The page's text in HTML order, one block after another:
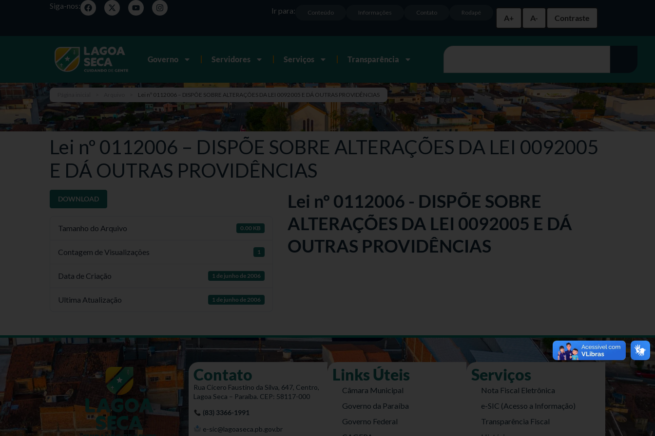
Siga-nos:
A+
A- Contraste
Rodapé
Contato
Informações
Conteúdo
Ir para:
Governo Servidores Serviços Transparência
Lei nº 0112006 – DISPÕE SOBRE ALTERAÇÕES DA LEI 0092005 E DÁ OUTRAS PROVIDÊNCIAS
Lei nº 0112006 – DISPÕE SOBRE ALTERAÇÕES DA LEI 0092005
E DÁ OUTRAS PROVIDÊNCIAS
DOWNLOAD
Tamanho do Arquivo 0.00 KB
Contagem de Visualizações 1
Data de Criação 1 de junho de 2006
Ultima Atualização 1 de junho de 2006
Lei nº 0112006 - DISPÕE SOBRE
ALTERAÇÕES DA LEI 0092005 E DÁ
OUTRAS PROVIDÊNCIAS
Contato
Rua Cícero Faustino da Silva, 647, Centro,
Lagoa Seca – Paraíba. CEP: 58117-000
(83) 3366-1991
e-sic@lagoaseca.pb.gov.br
Links Úteis
Câmara Municipal
Governo da Paraíba
Governo Federal
Serviços
Nota Fiscal Eletrônica
e-SIC (Acesso a Informação)
Transparência Fiscal